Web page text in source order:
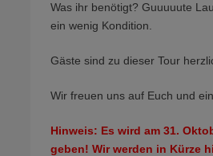
Was ihr benötigt? Guuuuute
ein wenig Kondition.
Gäste sind zu dieser Tour
Wir freuen uns auf Euch und
Hinweis: Es wird am 31.
geben! Wir werden in Kürze